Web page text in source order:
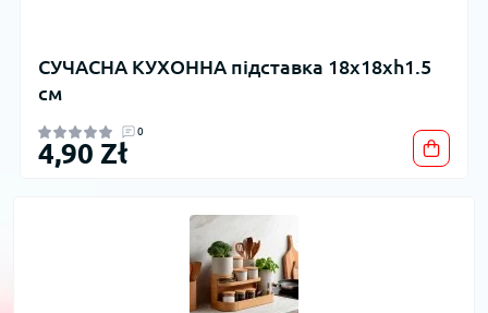
СУЧАСНА КУХОННА підставка 18x18xh1.5
см
0
4,90 Zł